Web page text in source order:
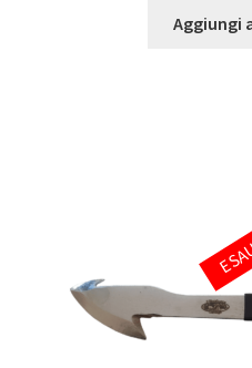
Aggiungi